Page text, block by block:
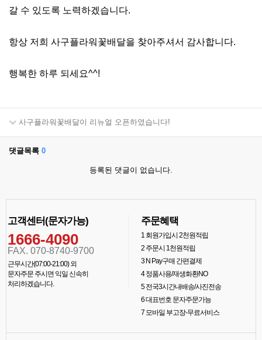
갈 수 있도록 노력하겠습니다.
항상 저희 사구플라워꽃배달을 찾아주셔서 감사합니다.
행복한 하루 되세요^^!
사구플라워꽃배달이 리뉴얼 오픈하였습니다!
댓글목록 0
등록된 댓글이 없습니다.
고객센터(문자가능)
1666-4090
FAX. 070-8740-9700
근무시간(07:00-21:00) 외
문자주문 주시면 익일 신속히
처리하겠습니다.
주문혜택
1회원가입시 2천원적립
2주문시 1천원적립
3N Pay구매 간편결제
4정품사용/재생화환NO
5전국3시간내배송/사진전송
6대표번호 문자주문가능
7모바일 부고장-무료서비스